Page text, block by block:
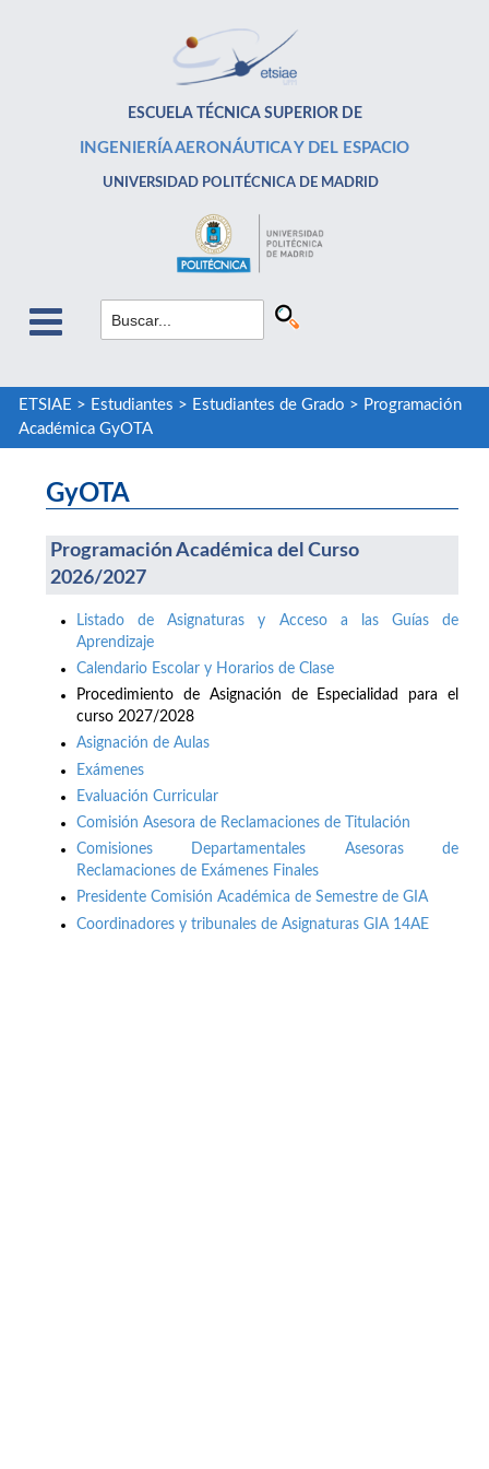
ESCUELA TÉCNICA SUPERIOR DE
INGENIERÍA AERONÁUTICA Y DEL ESPACIO
UNIVERSIDAD POLITÉCNICA DE MADRID
ETSIAE > Estudiantes > Estudiantes de Grado > Programación
Académica GyOTA
GyOTA
Programación Académica del Curso
2026/2027
Listado de Asignaturas y Acceso a las Guías de
Aprendizaje
Calendario Escolar y Horarios de Clase
Procedimiento de Asignación de Especialidad para el
curso 2027/2028
Asignación de Aulas
Exámenes
Evaluación Curricular
Comisión Asesora de Reclamaciones de Titulación
Comisiones Departamentales Asesoras de
Reclamaciones de Exámenes Finales
Presidente Comisión Académica de Semestre de GIA
Coordinadores y tribunales de Asignaturas GIA 14AE